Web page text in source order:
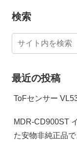
検索
最近の投稿
ToFセンサー
MDR-CD900ST
た安物非純正品で